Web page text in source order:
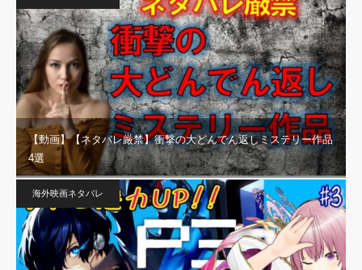
【動画】【ネタバレ厳禁】衝撃の大どんでん返しミステリー作品
4選
海外映画ネタバレ